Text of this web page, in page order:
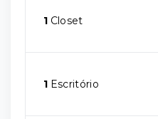
1 Closet
1 Escritório